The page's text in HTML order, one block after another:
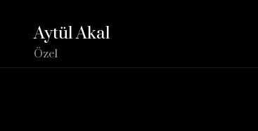
Aytül Akal
Özel